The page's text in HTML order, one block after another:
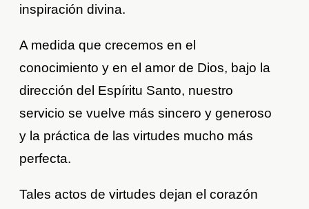
inspiración divina.
A medida que crecemos en el
conocimiento y en el amor de Dios, bajo la
dirección del Espíritu Santo, nuestro
servicio se vuelve más sincero y generoso
y la práctica de las virtudes mucho más
perfecta.
Tales actos de virtudes dejan el corazón